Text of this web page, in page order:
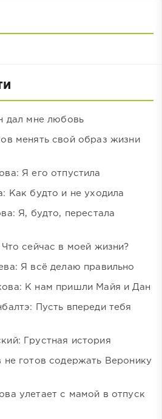
дал мне любовь
менять свой образ жизни
Я его отпустила
Как будто и не уходила
Я, будто, перестала
сейчас в моей жизни?
Я всё делаю правильно
К нам пришли Майя и Дан
Пусть впереди тебя
Грустная история
не готов содержать Веронику
улетает с мамой в отпуск